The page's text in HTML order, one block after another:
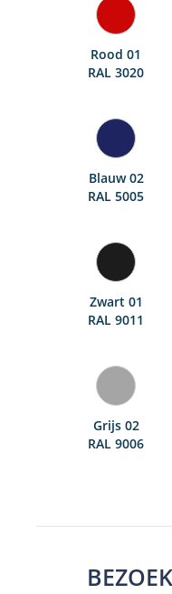
Rood 01
RAL 3020
Blauw 02
RAL 5005
Zwart 01
RAL 9011
Grijs 02
RAL 9006